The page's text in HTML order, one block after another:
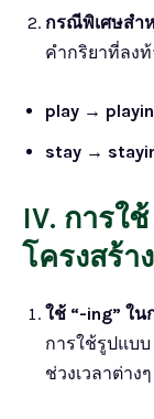
กรณีพิเศษสำ
คำกริยาที่ลงท้
play →
stay →
IV. การใ
โครงสร้า
ใช้ “-ing” ใน
การใช้รูปแบ
ช่วงเวลาต่าง